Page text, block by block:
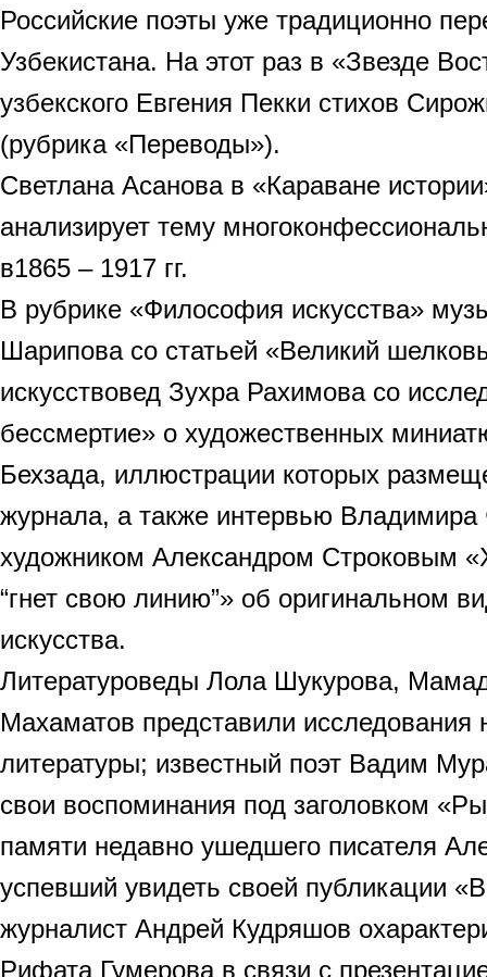
Российские поэты уже традиционно
Узбекистана. На этот раз в «Звезде
узбекского Евгения Пекки стихов
(рубрика «Переводы»).
Светлана Асанова в «Караване
анализирует тему
в1865 – 1917 гг.
В рубрике «Философия искусства»
Шарипова со статьей «Великий
искусствовед Зухра Рахимова со
бессмертие» о художественных
Бехзада, иллюстрации которых
журнала, а также интервью Владимира
художником Александром Строковым
“гнет свою линию”» об оригинальном
искусства.
Литературоведы Лола Шукурова,
Махаматов представили
литературы; известный поэт Вадим
свои воспоминания под заголовком
памяти недавно ушедшего писателя
успевший увидеть своей публикации
журналист Андрей Кудряшов
Рифата Гумерова в связи с